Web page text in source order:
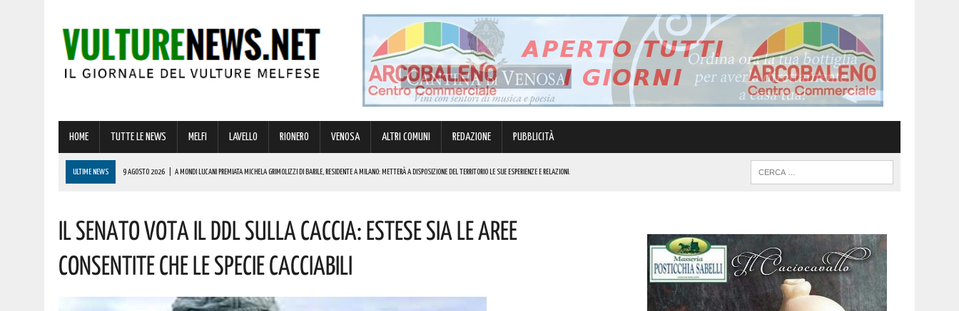
HOME TUTTE LE NEWS MELFI LAVELLO RIONERO VENOSA ALTRI COMUNI REDAZIONE PUBBLICITÀ
ULTIME NEWS 9 AGOSTO 2026 A MONDI LUCANI PREMIATA MICHELA GRIMOLIZZI DI BARILE, RESIDENTE A MILANO: METTERÀ A DISPOSIZIONE DEL TERRITORIO LE SUE ESPERIENZE E RELAZIONI.
9 AGOSTO 2026 VINCITA DA RECORD A MELFI DI OLTRE 600000 EURO! AUGURI AL FORTUNATO
8 AGOSTO 2026 | BASILICATA, BRUTTO INCIDENTE SU QUESTA STRADA! ELIAMBULANZA SUL POSTO
Il Senato Vota Il Ddl Sulla Caccia: Estese Sia Le Aree
Consentite Che Le Specie Cacciabili